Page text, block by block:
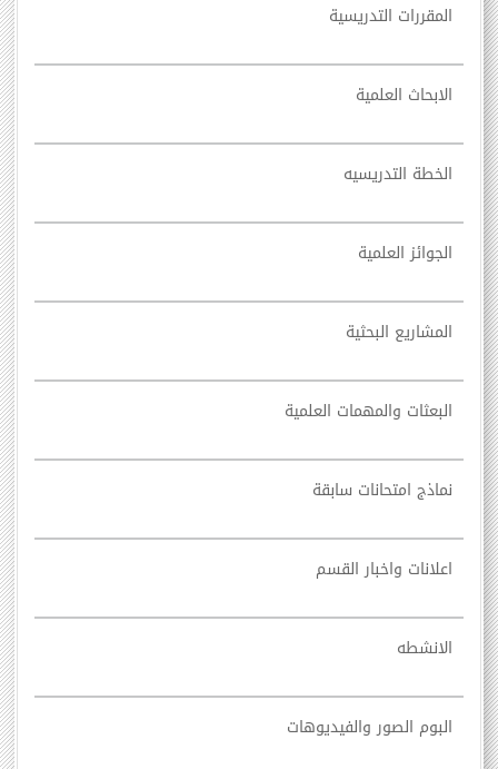
المقررات التدريسية
الابحاث العلمية
الخطة التدريسيه
الجوائز العلمية
المشاريع البحثية
البعثات والمهمات العلمية
نماذج امتحانات سابقة
اعلانات واخبار القسم
الانشطه
البوم الصور والفيديوهات